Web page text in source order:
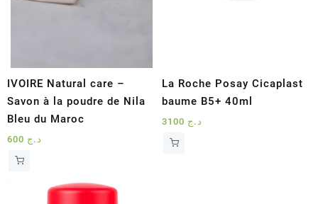
IVOIRE Natural care –
Savon à la poudre de Nila
Bleu du Maroc
د.ج
La Roche Posay Cicaplast
baume B5+ 40ml
د.ج